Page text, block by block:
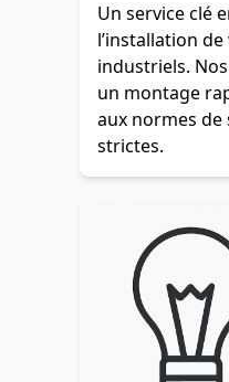
Un service clé
l’installation
industriels.
un montage
aux normes de
strictes.